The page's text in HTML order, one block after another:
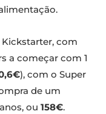
com
a começar com 1
), com o Super
de um
ou 158€.